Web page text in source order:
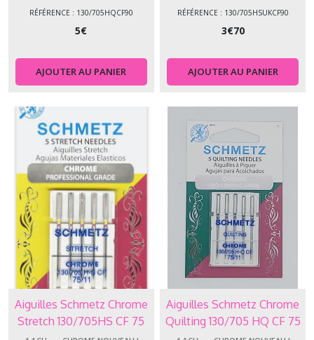
RÉFÉRENCE : 130/705HQCF90
5€
AJOUTER AU PANIER
RÉFÉRENCE : 130/705HSUKCF90
3€70
AJOUTER AU PANIER
Aiguilles Schmetz Chrome
Stretch 130/705HS CF 75
Aiguilles Schmetz Chrome
Quilting 130/705 HQ CF 75
-
-
4.4.LA
-
-
Longarm
(1)
4.4.ME
-
-
-